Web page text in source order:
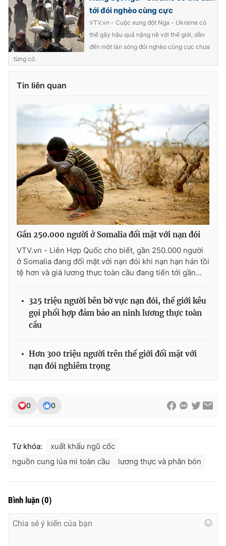
Ðiện thoại Thời báo VTV:
024.66 897 897
Email: toasoan@vtv.vn
Liên hệ quảng cáo:024-7300.7108
® Cấm sao chép dưới mọi hình thức nếu không có sự chấp
thuận bằng văn bản. Ghi rõ nguồn VTV.vn khi phát hành lại
thông tin từ website này.
tới đói nghèo cùng cực
VTV.vn - Cuộc xung đột Nga - Ukraine có
thể gây hậu quả nặng nề với thế giới, dẫn
đến một làn sóng đói nghèo cùng cực chưa
từng có.
Tin liên quan
Gần 250.000 người ở Somalia đối mặt với nạn đói
VTV.vn - Liên Hợp Quốc cho biết, gần 250.000 người
ở Somalia đang đối mặt với nạn đói khi nạn hạn hán tồi
tệ hơn và giá lương thực toàn cầu đang tiến tới gần...
325 triệu người bên bờ vực nạn đói, thế giới kêu
gọi phối hợp đảm bảo an ninh lương thực toàn
cầu
Hơn 300 triệu người trên thế giới đối mặt với
nạn đói nghiêm trọng
0 0
Từ khóa:
xuất khẩu ngũ cốc
nguồn cung lúa mì toàn cầu
lương thực và phân bón
Bình luận (0)